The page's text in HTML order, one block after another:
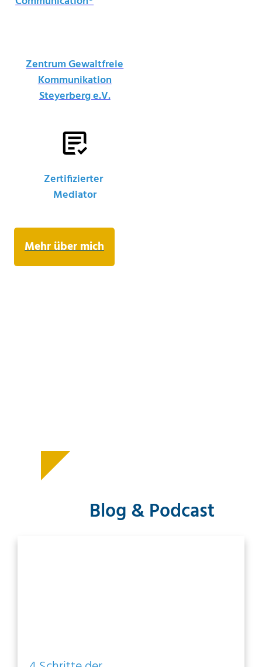
Zentrum Gewaltfreie
Kommunikation
Steyerberg e.V.
Zertifizierter
Mediator
Mehr über mich
Blog & Podcast